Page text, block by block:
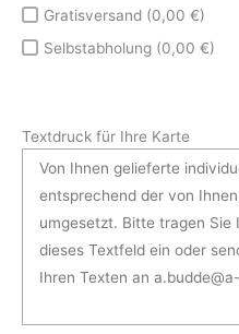
Gratisversand (0,00 €)
Selbstabholung (0,00 €)
Textdruck für Ihre Karte